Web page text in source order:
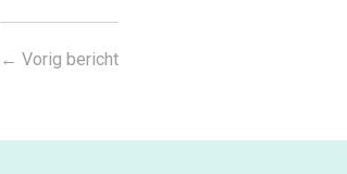
←Vorig bericht